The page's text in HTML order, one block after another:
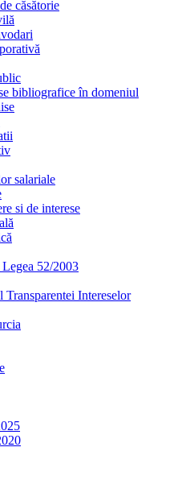
căsătorie
bibliografice în domeniul
salariale
si de interese
52/2003
Intereselor